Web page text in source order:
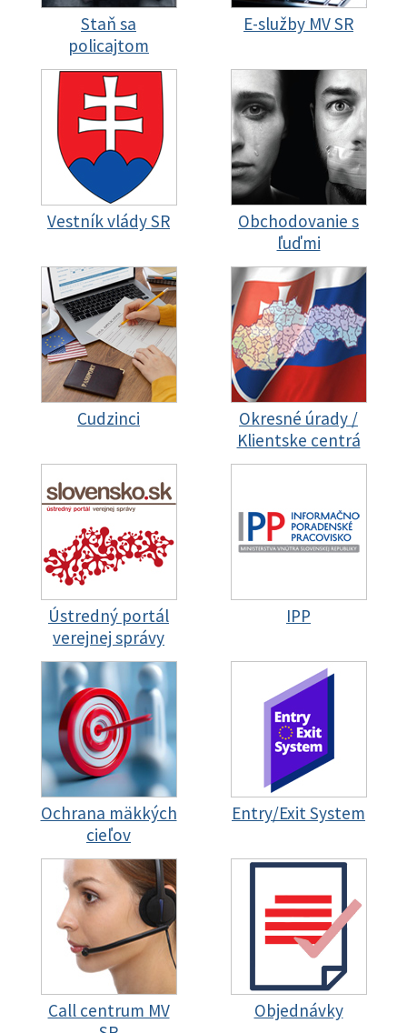
Staň sa
policajtom
E-služby MV SR
Vestník vlády SR
Obchodovanie s
ľuďmi
Cudzinci
Okresné úrady /
Klientske centrá
Ústredný portál
verejnej správy
IPP
Ochrana mäkkých
cieľov
Entry/Exit System
Call centrum MV
Objednávky